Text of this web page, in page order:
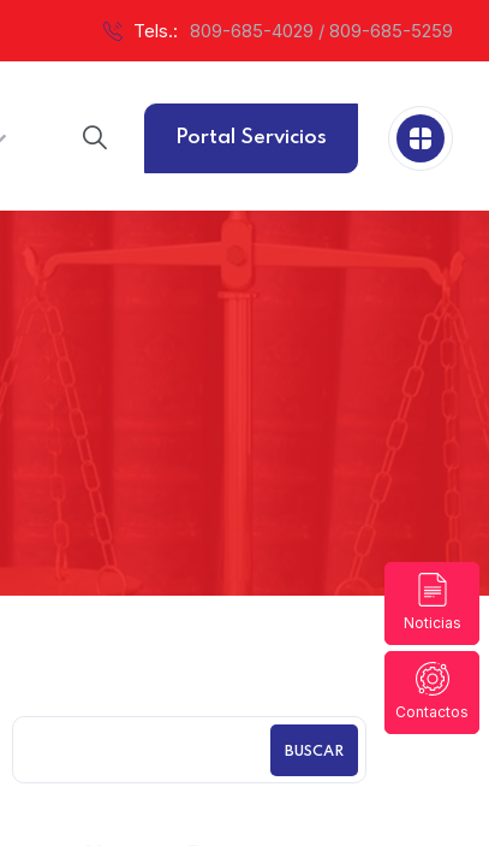
Noticias
Contactos
Tels.: 809-685-4029 / 809-685-5259
Portal Servicios
BUSCAR